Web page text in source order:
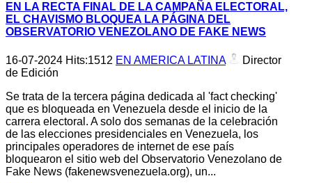
EN LA RECTA FINAL DE LA CAMPAÑA ELECTORAL,
EL CHAVISMO BLOQUEA LA PÁGINA DEL
OBSERVATORIO VENEZOLANO DE FAKE NEWS
16-07-2024 Hits:1512 EN AMERICA LATINA
Director
de Edición
Se trata de la tercera página dedicada al 'fact checking'
que es bloqueada en Venezuela desde el inicio de la
carrera electoral. A solo dos semanas de la celebración
de las elecciones presidenciales en Venezuela, los
principales operadores de internet de ese país
bloquearon el sitio web del Observatorio Venezolano de
Fake News (fakenewsvenezuela.org), un...